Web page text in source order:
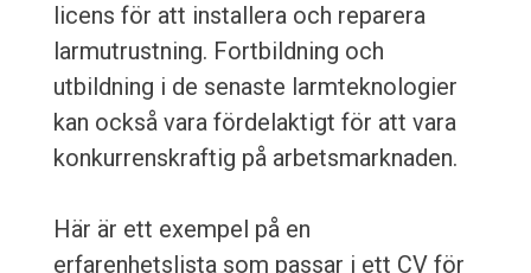
licens för att installera och reparera
larmutrustning. Fortbildning och
utbildning i de senaste larmteknologier
kan också vara fördelaktigt för att vara
konkurrenskraftig på arbetsmarknaden.
Här är ett exempel på en
erfarenhetslista som passar i ett CV för